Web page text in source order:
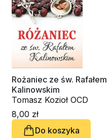
Rożaniec ze św. Rafałem
Kalinowskim
Tomasz Kozioł OCD
8,00 zł
Do koszyka